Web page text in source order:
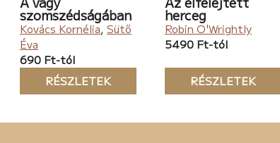
szomszédságában
Kovács Kornélia,Sütő
Éva
690 Ft-tól
RÉSZLETEK
herceg
Robin O'Wrightly
5490 Ft-tól
RÉSZLETEK